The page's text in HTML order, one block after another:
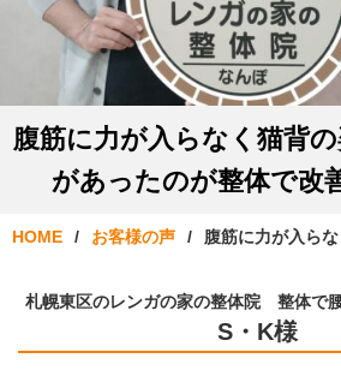
腹筋に力が入らなく猫背
があったのが整体で改
HOME お客様の声 腹筋に力が入ら
札幌東区のレンガの家の整体院 整体で
S・K様